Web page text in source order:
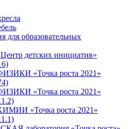
для образовательных
детских инициатив»
«Точка роста 2021»
«Точка роста 2021»
«Точка роста 2021»